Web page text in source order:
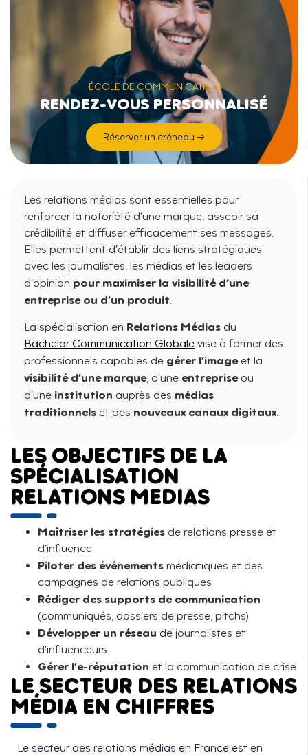
Les relations médias sont essentielles pour
renforcer la notoriété d’une marque, asseoir sa
crédibilité et diffuser efficacement ses messages.
Elles permettent d’établir des liens stratégiques
avec les journalistes, les médias et les leaders
d’opinion pour maximiser la visibilité d’une
entreprise ou d’un produit.
La spécialisation en Relations Médias du
Bachelor Communication Globale vise à former des
professionnels capables de gérer l’imageet la
visibilité d’une marque, d’une entrepriseou
d’une institution auprès des médias
traditionnels et des nouveaux canaux digitaux.
LES OBJECTIFS DE LA
SPÉCIALISATION
RELATIONS MEDIAS
Maîtriser les stratégies de relations presse et
d’influence
Piloter des événements médiatiques et des
campagnes de relations publiques
Rédiger des supports de communication
(communiqués, dossiers de presse, pitchs)
Développer un réseau de journalistes et
d’influenceurs
Gérer l’e-réputation et la communication de crise
LE SECTEUR DES RELATIONS
MÉDIA EN CHIFFRES
Le secteur des relations médias en France est en
ÉCOLE DE COMMUNICATION
RENDEZ-VOUS PERSONNALISÉ
Réserver un créneau →